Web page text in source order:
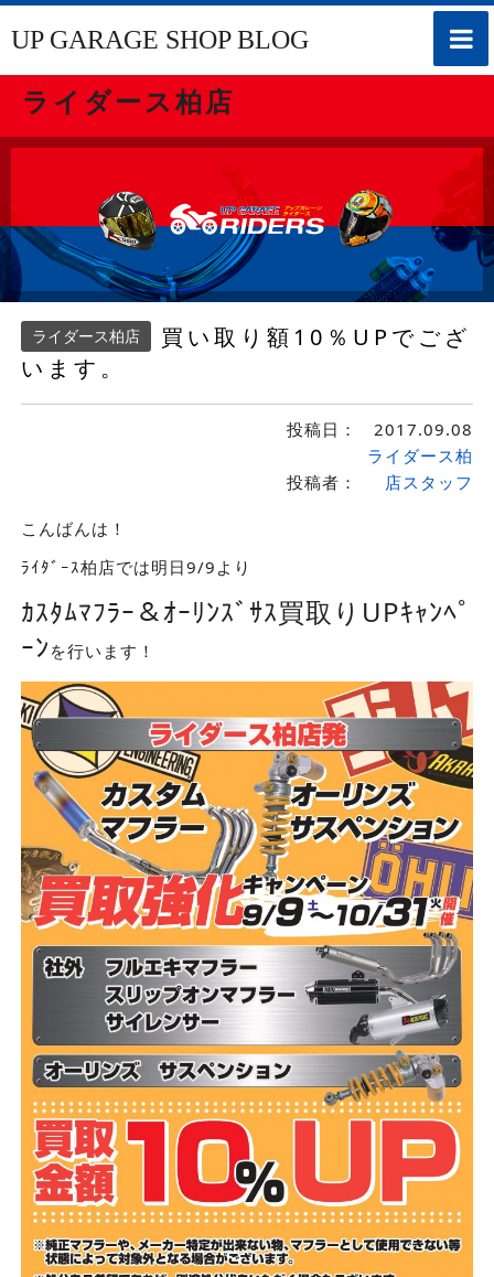
toggle
UP GARAGE SHOP BLOG
ライダース柏店
ライダース柏店
買い取り額10％UPでござ
います。
投稿日： 2017.09.08
投稿者：
ライダース柏
店スタッフ
こんばんは！
ﾗｲﾀﾞｰｽ柏店では明日9/9より
ｶｽﾀﾑﾏﾌﾗｰ＆ｵｰﾘﾝｽﾞｻｽ買取りUPｷｬﾝﾍﾟ
ｰﾝ を行います！